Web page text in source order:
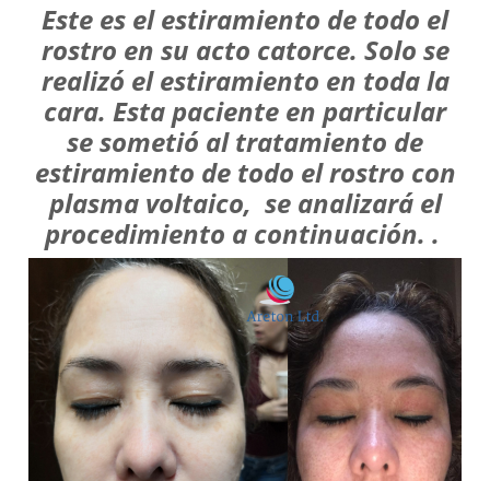
Este es el estiramiento de todo el
rostro en su acto catorce. Solo se
realizó el estiramiento en toda la
cara. Esta paciente en particular
se sometió al tratamiento de
estiramiento de todo el rostro con
plasma voltaico, se analizará el
procedimiento a continuación. .